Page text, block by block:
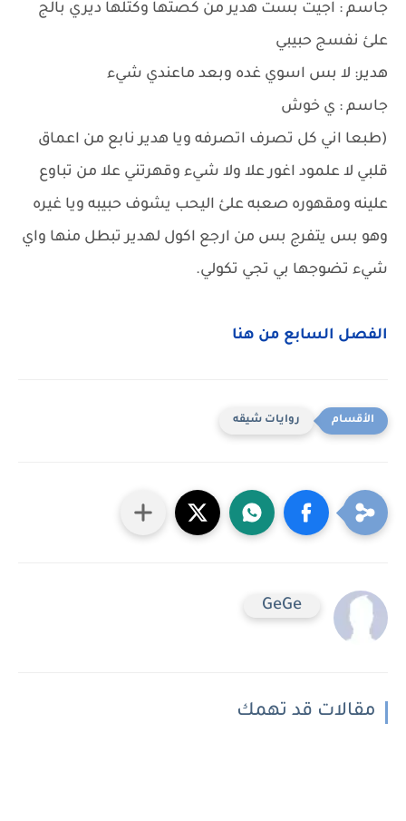
جاسم : اجيت بست هدير من كصتها وكتلها ديري بالج
علئ نفسج حبيبي
هدير: لا بس اسوي غده وبعد ماعندي شيء
جاسم : ي خوش
(طبعا اني كل تصرف اتصرفه ويا هدير نابع من اعماق
قلبي لا علمود اغور علا ولا شيء وقهرتني علا من تباوع
علينه ومقهوره صعبه علئ اليحب يشوف حبيبه ويا غيره
وهو بس يتفرج بس من ارجع اكول لهدير تبطل منها واي
شيء تضوجها بي تجي تكولي.
الفصل السابع من هنا
روايات شيقه
GeGe
مقالات قد تهمك